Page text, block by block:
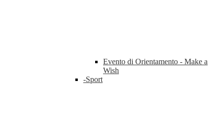
Evento di Orientamento - Make a
Wish
-Sport